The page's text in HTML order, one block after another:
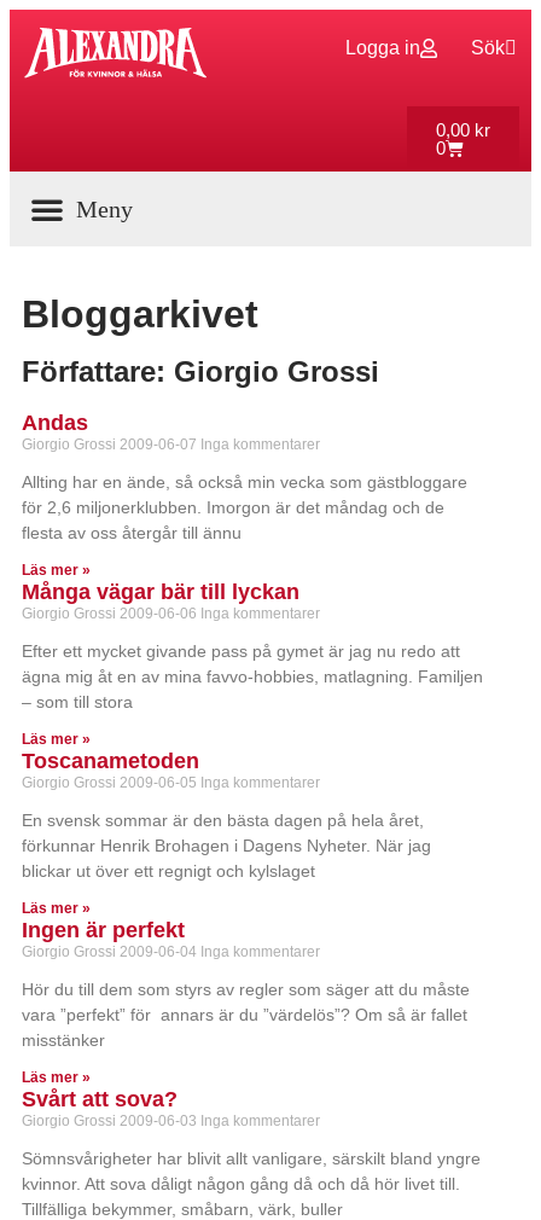
Logga in Sök
0,00 kr
0
Bloggarkivet
Författare: Giorgio Grossi
Andas
Giorgio Grossi 2009-06-07 Inga kommentarer
Allting har en ände, så också min vecka som gästbloggare
för 2,6 miljonerklubben. Imorgon är det måndag och de
flesta av oss återgår till ännu
Läs mer »
Många vägar bär till lyckan
Giorgio Grossi 2009-06-06 Inga kommentarer
Efter ett mycket givande pass på gymet är jag nu redo att
ägna mig åt en av mina favvo-hobbies, matlagning. Familjen
– som till stora
Läs mer »
Toscanametoden
Giorgio Grossi 2009-06-05 Inga kommentarer
En svensk sommar är den bästa dagen på hela året,
förkunnar Henrik Brohagen i Dagens Nyheter. När jag
blickar ut över ett regnigt och kylslaget
Läs mer »
Ingen är perfekt
Giorgio Grossi 2009-06-04 Inga kommentarer
Hör du till dem som styrs av regler som säger att du måste
vara ”perfekt” för annars är du ”värdelös”? Om så är fallet
misstänker
Läs mer »
Svårt att sova?
Giorgio Grossi 2009-06-03 Inga kommentarer
Sömnsvårigheter har blivit allt vanligare, särskilt bland yngre
kvinnor. Att sova dåligt någon gång då och då hör livet till.
Tillfälliga bekymmer, småbarn, värk, buller